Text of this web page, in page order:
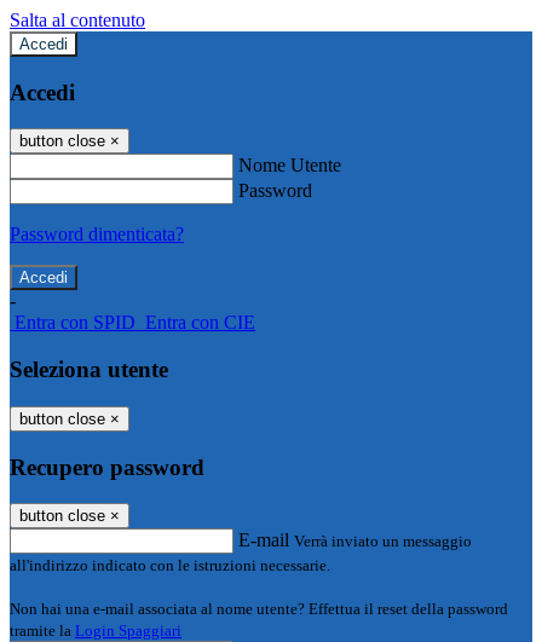
Salta al contenuto
Accedi
Accedi
button close ×
Nome Utente
Password
Password dimenticata?
-
Entra con SPID Entra con CIE
Seleziona utente
button close ×
Recupero password
button close ×
E-mail Verrà inviato un messaggio
all'indirizzo indicato con le istruzioni necessarie.
Non hai una e-mail associata al nome utente? Effettua il reset della password
tramite la Login Spaggiari